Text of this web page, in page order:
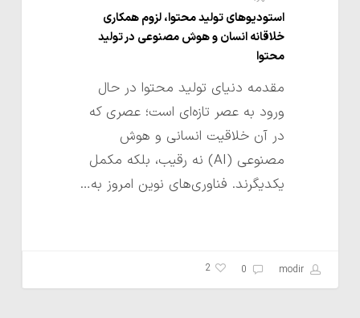
استودیوهای تولید محتوا، لزوم همکاری
خلاقانه انسان و هوش مصنوعی در تولید
محتوا
مقدمه دنیای تولید محتوا در حال
ورود به عصر تازه‌ای است؛ عصری که
در آن خلاقیت انسانی و هوش
مصنوعی (AI) نه رقیب، بلکه مکمل
یکدیگرند. فناوری‌های نوین امروز به…
2